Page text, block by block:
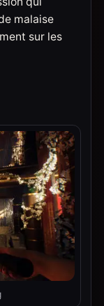
malaise
sur les